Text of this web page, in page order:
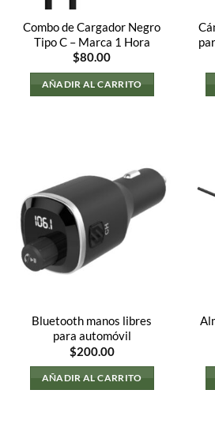
Combo de Cargador Negro
Tipo C – Marca 1 Hora
$80.00
AÑADIR AL CARRITO
Bluetooth manos libres
para automóvil
$200.00
AÑADIR AL CARRITO